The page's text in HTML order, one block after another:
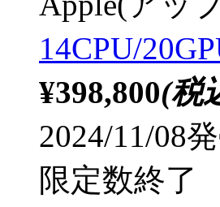
14CPU/
¥398,800(税
2024/11/08
限定数終了